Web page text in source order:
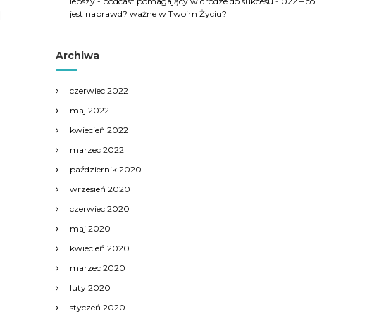
jest naprawd? ważne w Twoim Życiu?
Archiwa
czerwiec 2022
maj 2022
kwiecień 2022
marzec 2022
październik 2020
wrzesień 2020
czerwiec 2020
maj 2020
kwiecień 2020
marzec 2020
luty 2020
styczeń 2020